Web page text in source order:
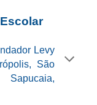
Levy
São